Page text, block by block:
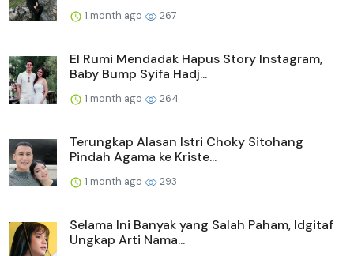
1 month ago 267
El Rumi Mendadak Hapus Story Instagram,
Baby Bump Syifa Hadj...
1 month ago 264
Terungkap Alasan Istri Choky Sitohang
Pindah Agama ke Kriste...
1 month ago 293
Selama Ini Banyak yang Salah Paham, Idgitaf
Ungkap Arti Nama...